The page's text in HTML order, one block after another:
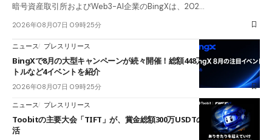
暗号資産取引所およびWeb3-AI企業のBingXは、202…
2026年08月07日 09時25分
ニュース プレスリリース
BingXで8月の大型キャンペーンが続々開催！総額448万USDT超のAIバ
トルなど4イベントを紹介
2026年08月07日 09時25分
ニュース プレスリリース
Toobitの主要大会「TIFT」が、賞金総額300万USDTのレースとして復
活